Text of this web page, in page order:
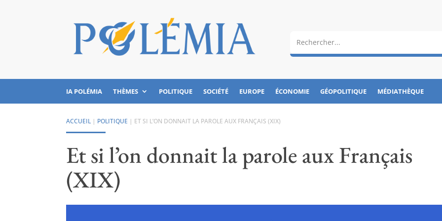
IA POLÉMIA THÈMES POLITIQUE SOCIÉTÉ EUROPE ÉCONOMIE GÉOPOLITIQUE MÉDIATHÈQUE
ACCUEIL | POLITIQUE | ET SI L’ON DONNAIT LA PAROLE AUX FRANÇAIS (XIX)
Et si l’on donnait la parole aux Français
(XIX)